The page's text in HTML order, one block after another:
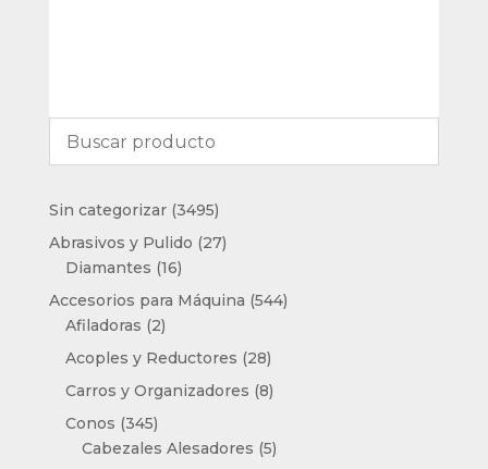
Sin categorizar 34953495
productos
Abrasivos y Pulido 2727
Diamantes 1616
productos
Accesorios para Máquina 544544
Afiladoras 22
productos
Acoples y Reductores 2828
productos
Carros y Organizadores 88
Conos 345345
productos
Cabezales Alesadores 55